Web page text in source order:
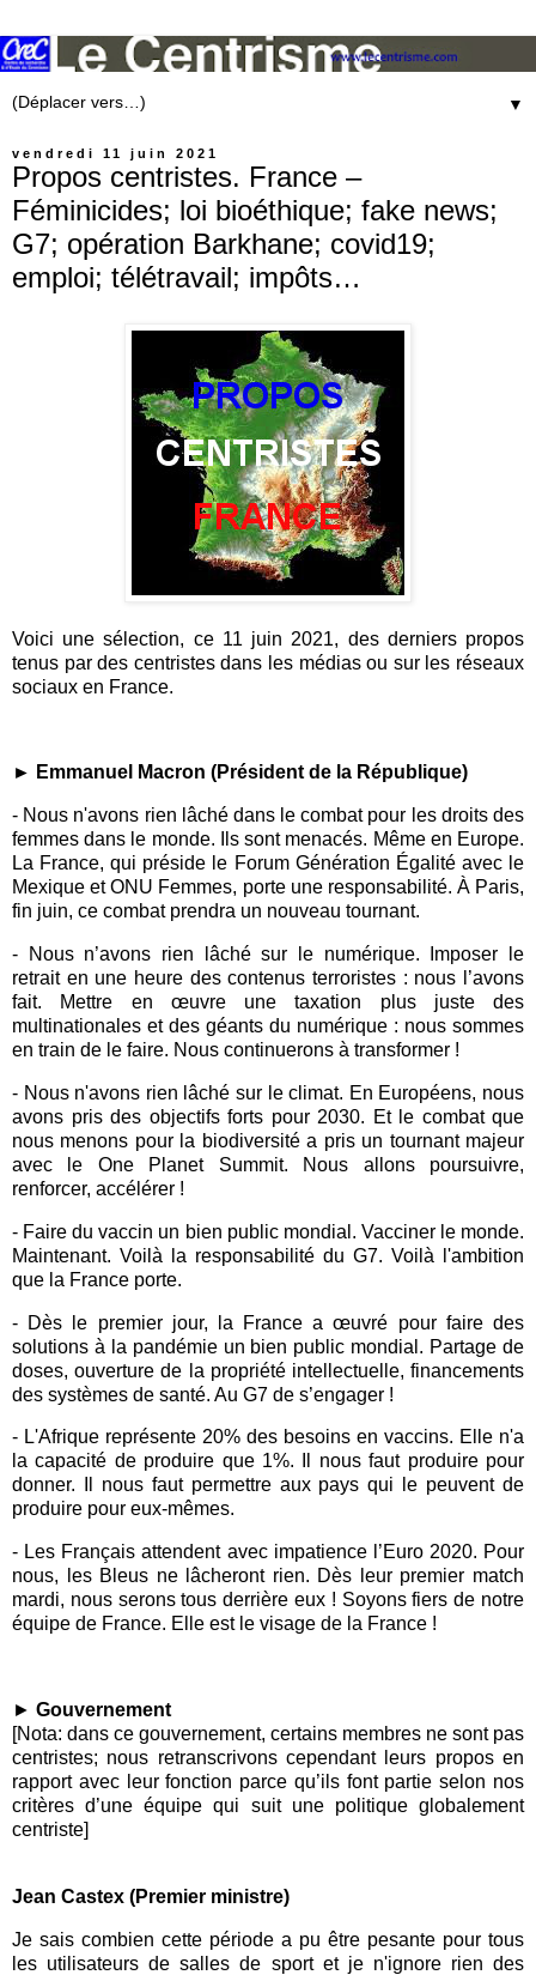
▼
vendredi 11 juin 2021
Propos centristes. France –
Féminicides; loi bioéthique; fake news;
G7; opération Barkhane; covid19;
emploi; télétravail; impôts…
Voici une sélection, ce 11 juin 2021, des derniers propos
tenus par des centristes dans les médias ou sur les réseaux
sociaux en France.
► Emmanuel Macron (Président de la République)
- Nous n'avons rien lâché dans le combat pour les droits des
femmes dans le monde. Ils sont menacés. Même en Europe.
La France, qui préside le Forum Génération Égalité avec le
Mexique et ONU Femmes, porte une responsabilité. À Paris,
fin juin, ce combat prendra un nouveau tournant.
- Nous n’avons rien lâché sur le numérique. Imposer le
retrait en une heure des contenus terroristes : nous l’avons
fait. Mettre en œuvre une taxation plus juste des
multinationales et des géants du numérique : nous sommes
en train de le faire. Nous continuerons à transformer !
- Nous n'avons rien lâché sur le climat. En Européens, nous
avons pris des objectifs forts pour 2030. Et le combat que
nous menons pour la biodiversité a pris un tournant majeur
avec le One Planet Summit. Nous allons poursuivre,
renforcer, accélérer !
- Faire du vaccin un bien public mondial. Vacciner le monde.
Maintenant. Voilà la responsabilité du G7. Voilà l'ambition
que la France porte.
- Dès le premier jour, la France a œuvré pour faire des
solutions à la pandémie un bien public mondial. Partage de
doses, ouverture de la propriété intellectuelle, financements
des systèmes de santé. Au G7 de s’engager !
- L'Afrique représente 20% des besoins en vaccins. Elle n'a
la capacité de produire que 1%. Il nous faut produire pour
donner. Il nous faut permettre aux pays qui le peuvent de
produire pour eux-mêmes.
- Les Français attendent avec impatience l’Euro 2020. Pour
nous, les Bleus ne lâcheront rien. Dès leur premier match
mardi, nous serons tous derrière eux ! Soyons fiers de notre
équipe de France. Elle est le visage de la France !
► Gouvernement
[Nota: dans ce gouvernement, certains membres ne sont pas
centristes; nous retranscrivons cependant leurs propos en
rapport avec leur fonction parce qu’ils font partie selon nos
critères d’une équipe qui suit une politique globalement
centriste]
Jean Castex (Premier ministre)
Je sais combien cette période a pu être pesante pour tous
les utilisateurs de salles de sport et je n'ignore rien des